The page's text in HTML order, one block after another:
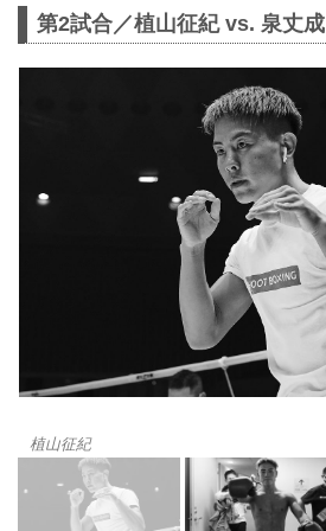
第2試合／植山征紀 vs. 泉丈成
植山征紀